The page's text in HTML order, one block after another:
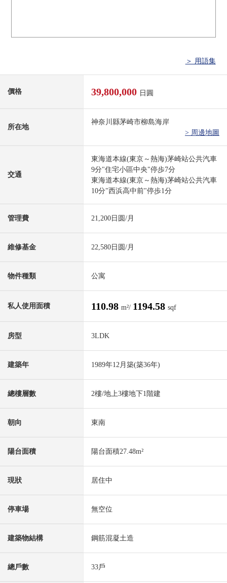
＞ 用語集
價格 39,800,000 日圓
所在地
神奈川縣茅崎市柳島海岸
> 周邊地圖
交通
東海道本線(東京～熱海)茅崎站公共汽車
9分"住宅小區中央"停歩7分
東海道本線(東京～熱海)茅崎站公共汽車
10分"西浜高中前"停歩1分
管理費 21,200日圆/月
維修基金 22,580日圆/月
物件種類 公寓
私人使用面積 110.98 m²/ 1194.58 sqf
房型 3LDK
建築年 1989年12月築(築36年)
總樓層數 2樓/地上3樓地下1階建
朝向 東南
陽台面積 陽台面積27.48m²
現狀 居住中
停車場 無空位
建築物結構 鋼筋混凝土造
總戶數 33戶